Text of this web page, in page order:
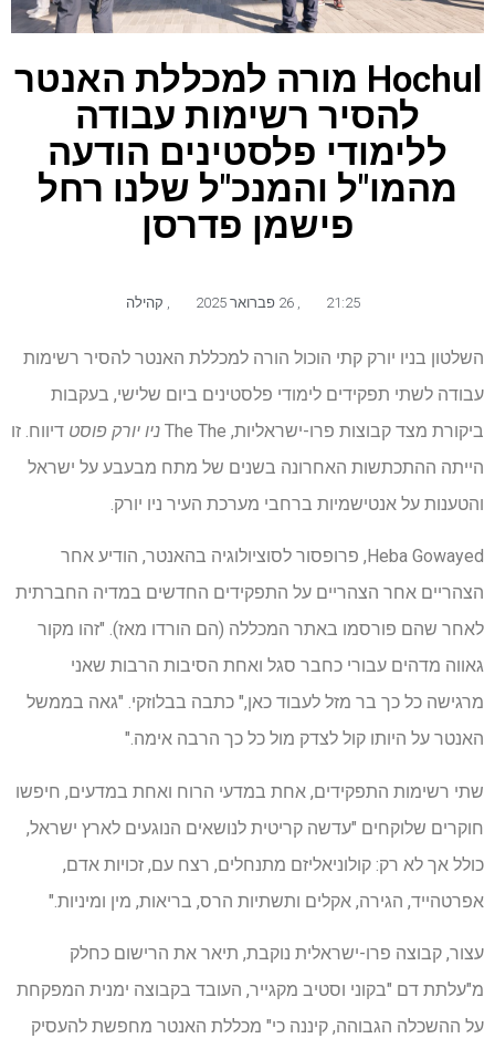
Hochul מורה למכללת האנטר
להסיר רשימות עבודה
ללימודי פלסטינים הודעה
מהמו"ל והמנכ"ל שלנו רחל
פישמן פדרסן
21:25 קהילה
השלטון בניו יורק קתי הוכול הורה למכללת האנטר להסיר רשימות
עבודה לשתי תפקידים לימודי פלסטינים ביום שלישי, בעקבות
ביקורת מצד קבוצות פרו-ישראליות, The The
ניו יורק פוסט דיווח. זו
הייתה ההתכתשות האחרונה בשנים של מתח מבעבע על ישראל
והטענות על אנטישמיות ברחבי מערכת העיר ניו יורק.
Heba Gowayed, פרופסור לסוציולוגיה בהאנטר, הודיע ​​אחר
הצהריים אחר הצהריים על התפקידים החדשים במדיה החברתית
לאחר שהם פורסמו באתר המכללה (הם הורדו מאז). "זהו מקור
גאווה מדהים עבורי כחבר סגל ואחת הסיבות הרבות שאני
מרגישה כל כך בר מזל לעבוד כאן," כתבה בבלוזקי. "גאה בממשל
האנטר על היותו קול לצדק מול כל כך הרבה אימה."
שתי רשימות התפקידים, אחת במדעי הרוח ואחת במדעים, חיפשו
חוקרים שלוקחים "עדשה קריטית לנושאים הנוגעים לארץ ישראל,
כולל אך לא רק: קולוניאליזם מתנחלים, רצח עם, זכויות אדם,
אפרטהייד, הגירה, אקלים ותשתיות הרס, בריאות, מין ומיניות."
עצור, קבוצה פרו-ישראלית נוקבת, תיאר את הרישום כחלק
מ"עלתת דם "בקוני וסטיב מקגייר, העובד בקבוצה ימנית המפקחת
על ההשכלה הגבוהה, קיננה כי" מכללת האנטר מחפשת להעסיק